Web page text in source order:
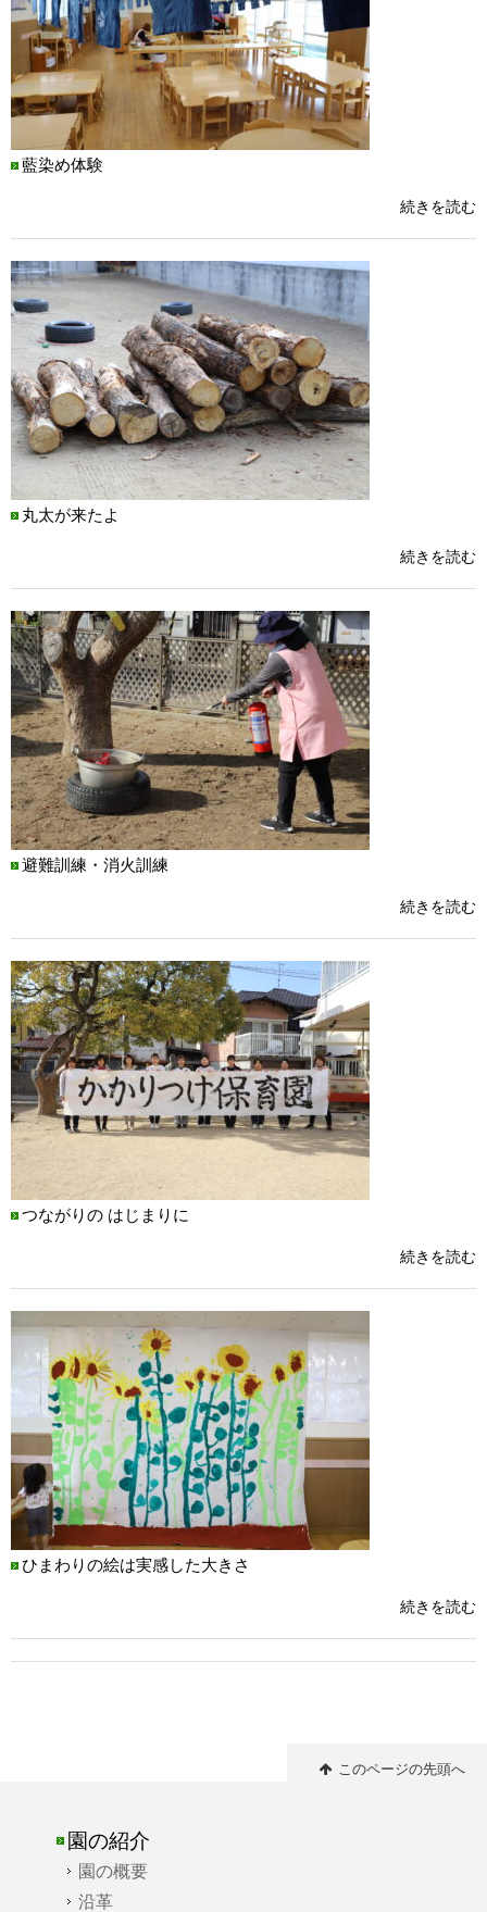
藍染め体験
続きを読む
丸太が来たよ
続きを読む
避難訓練・消火訓練
続きを読む
つながりの はじまりに
続きを読む
ひまわりの絵は実感した大きさ
続きを読む
このページの先頭へ
園の紹介
園の概要
沿革